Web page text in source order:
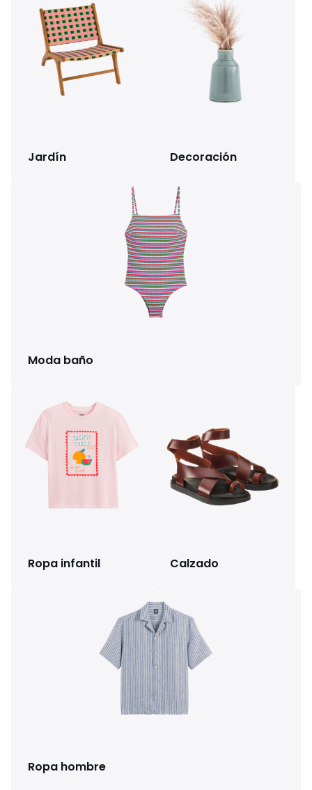
Jardín Decoración
Moda baño
Ropa infantil Calzado
Ropa hombre